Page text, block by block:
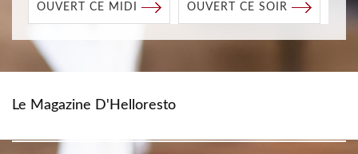
OUVERT CE MIDI OUVERT CE SOIR
Le Magazine D'Helloresto